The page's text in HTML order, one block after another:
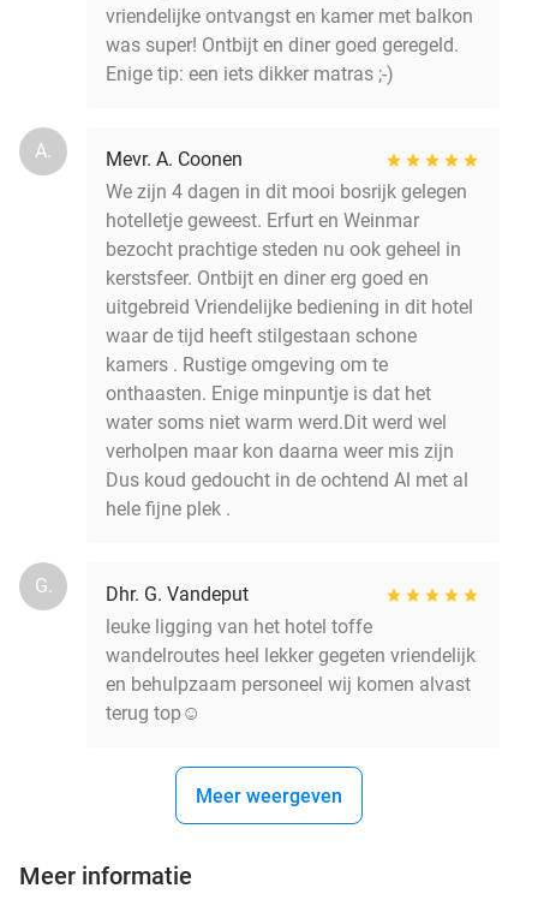
vriendelijke ontvangst en kamer met balkon
was super! Ontbijt en diner goed geregeld.
Enige tip: een iets dikker matras ;-)
A.
Mevr. A. Coonen
We zijn 4 dagen in dit mooi bosrijk gelegen
hotelletje geweest. Erfurt en Weinmar
bezocht prachtige steden nu ook geheel in
kerstsfeer. Ontbijt en diner erg goed en
uitgebreid Vriendelijke bediening in dit hotel
waar de tijd heeft stilgestaan schone
kamers . Rustige omgeving om te
onthaasten. Enige minpuntje is dat het
water soms niet warm werd.Dit werd wel
verholpen maar kon daarna weer mis zijn
Dus koud gedoucht in de ochtend Al met al
hele fijne plek .
G.
Dhr. G. Vandeput
leuke ligging van het hotel toffe
wandelroutes heel lekker gegeten vriendelijk
en behulpzaam personeel wij komen alvast
terug top☺️
Meer weergeven
Meer informatie